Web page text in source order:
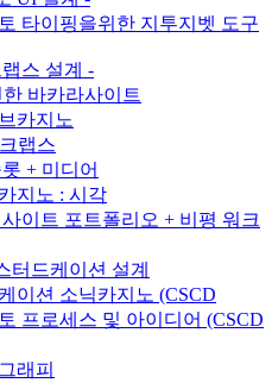
타이핑을위한 지투지벳 도구
스 설계 -
바카라사이트
카지노
랩스
+ 미디어
지노 : 시각
이트 포트폴리오 + 비평 워크
터드케이션 설계
이션 소닉카지노 (CSCD
프로세스 및 아이디어 (CSCD
래피